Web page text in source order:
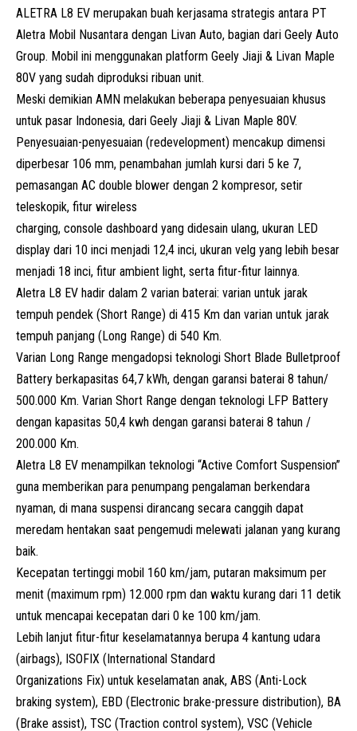
ALETRA L8 EV merupakan buah kerjasama strategis antara PT
Aletra Mobil Nusantara dengan Livan Auto, bagian dari Geely Auto
Group. Mobil ini menggunakan platform Geely Jiaji & Livan Maple
80V yang sudah diproduksi ribuan unit.
Meski demikian AMN melakukan beberapa penyesuaian khusus
untuk pasar Indonesia, dari Geely Jiaji & Livan Maple 80V.
Penyesuaian-penyesuaian (redevelopment) mencakup dimensi
diperbesar 106 mm, penambahan jumlah kursi dari 5 ke 7,
pemasangan AC double blower dengan 2 kompresor, setir
teleskopik, fitur wireless
charging, console dashboard yang didesain ulang, ukuran LED
display dari 10 inci menjadi 12,4 inci, ukuran velg yang lebih besar
menjadi 18 inci, fitur ambient light, serta fitur-fitur lainnya.
Aletra L8 EV hadir dalam 2 varian baterai: varian untuk jarak
tempuh pendek (Short Range) di 415 Km dan varian untuk jarak
tempuh panjang (Long Range) di 540 Km.
Varian Long Range mengadopsi teknologi Short Blade Bulletproof
Battery berkapasitas 64,7 kWh, dengan garansi baterai 8 tahun/
500.000 Km. Varian Short Range dengan teknologi LFP Battery
dengan kapasitas 50,4 kwh dengan garansi baterai 8 tahun /
200.000 Km.
Aletra L8 EV menampilkan teknologi “Active Comfort Suspension”
guna memberikan para penumpang pengalaman berkendara
nyaman, di mana suspensi dirancang secara canggih dapat
meredam hentakan saat pengemudi melewati jalanan yang kurang
baik.
Kecepatan tertinggi mobil 160 km/jam, putaran maksimum per
menit (maximum rpm) 12.000 rpm dan waktu kurang dari 11 detik
untuk mencapai kecepatan dari 0 ke 100 km/jam.
Lebih lanjut fitur-fitur keselamatannya berupa 4 kantung udara
(airbags), ISOFIX (International Standard
Organizations Fix) untuk keselamatan anak, ABS (Anti-Lock
braking system), EBD (Electronic brake-pressure distribution), BA
(Brake assist), TSC (Traction control system), VSC (Vehicle